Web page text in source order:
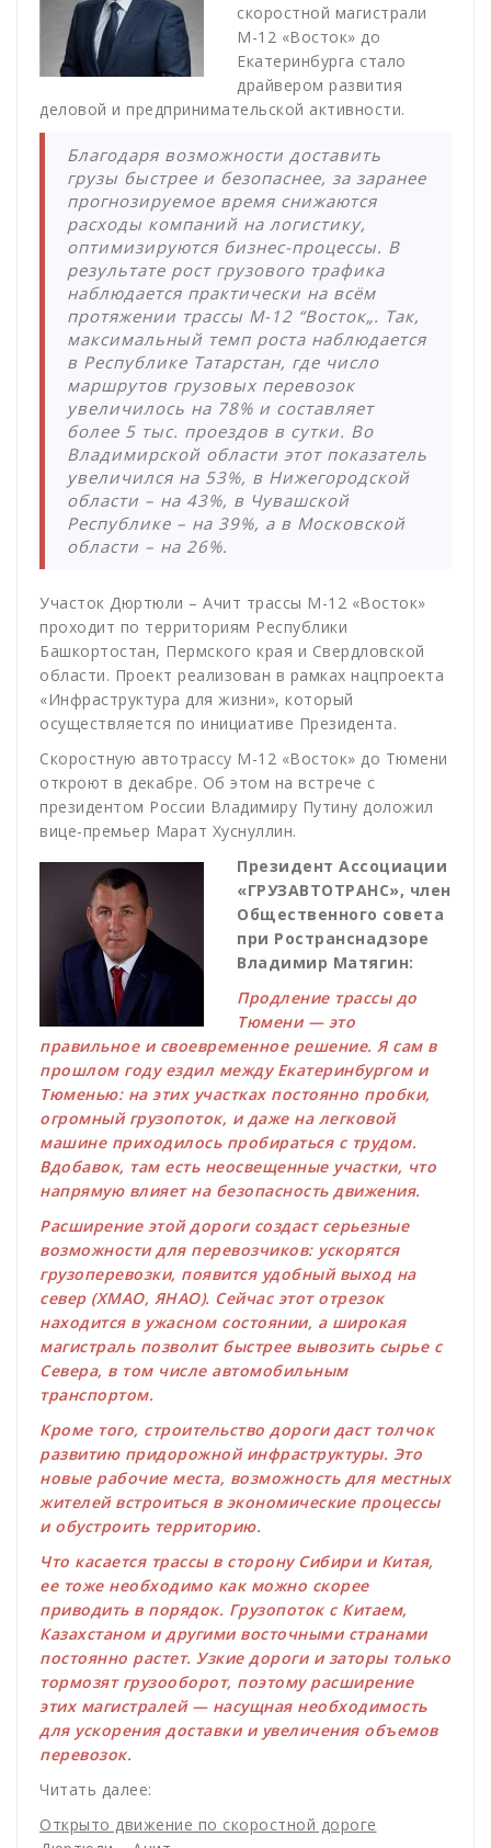
скоростной магистрали
М-12 «Восток» до
Екатеринбурга стало
драйвером развития
деловой и предпринимательской активности.
Благодаря возможности доставить
грузы быстрее и безопаснее, за заранее
прогнозируемое время снижаются
расходы компаний на логистику,
оптимизируются бизнес-процессы. В
результате рост грузового трафика
наблюдается практически на всём
протяжении трассы М-12 “Восток„. Так,
максимальный темп роста наблюдается
в Республике Татарстан, где число
маршрутов грузовых перевозок
увеличилось на 78% и составляет
более 5 тыс. проездов в сутки. Во
Владимирской области этот показатель
увеличился на 53%, в Нижегородской
области – на 43%, в Чувашской
Республике – на 39%, а в Московской
области – на 26%.
Участок Дюртюли – Ачит трассы М-12 «Восток»
проходит по территориям Республики
Башкортостан, Пермского края и Свердловской
области. Проект реализован в рамках нацпроекта
«Инфраструктура для жизни», который
осуществляется по инициативе Президента.
Скоростную автотрассу М-12 «Восток» до Тюмени
откроют в декабре. Об этом на встрече с
президентом России Владимиру Путину доложил
вице-премьер Марат Хуснуллин.
Президент Ассоциации
«ГРУЗАВТОТРАНС», член
Общественного совета
при Ространснадзоре
Владимир Матягин:
Продление трассы до
Тюмени — это
правильное и своевременное решение. Я сам в
прошлом году ездил между Екатеринбургом и
Тюменью: на этих участках постоянно пробки,
огромный грузопоток, и даже на легковой
машине приходилось пробираться с трудом.
Вдобавок, там есть неосвещенные участки, что
напрямую влияет на безопасность движения.
Расширение этой дороги создаст серьезные
возможности для перевозчиков: ускорятся
грузоперевозки, появится удобный выход на
север (ХМАО, ЯНАО). Сейчас этот отрезок
находится в ужасном состоянии, а широкая
магистраль позволит быстрее вывозить сырье с
Севера, в том числе автомобильным
транспортом.
Кроме того, строительство дороги даст толчок
развитию придорожной инфраструктуры. Это
новые рабочие места, возможность для местных
жителей встроиться в экономические процессы
и обустроить территорию.
Что касается трассы в сторону Сибири и Китая,
ее тоже необходимо как можно скорее
приводить в порядок. Грузопоток с Китаем,
Казахстаном и другими восточными странами
постоянно растет. Узкие дороги и заторы только
тормозят грузооборот, поэтому расширение
этих магистралей — насущная необходимость
для ускорения доставки и увеличения объемов
перевозок.
Читать далее:
Открыто движение по скоростной дороге